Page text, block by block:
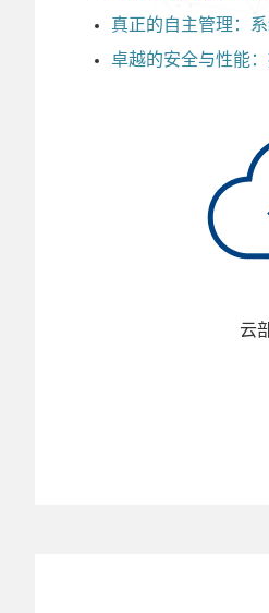
真正的自主管理：
卓越的安全与性能
云